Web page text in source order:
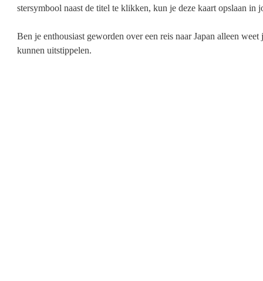
stersymbool naast de titel te klikken, kun je deze kaart opslaan
Ben je enthousiast geworden over een reis naar Japan alleen
kunnen uitstippelen.